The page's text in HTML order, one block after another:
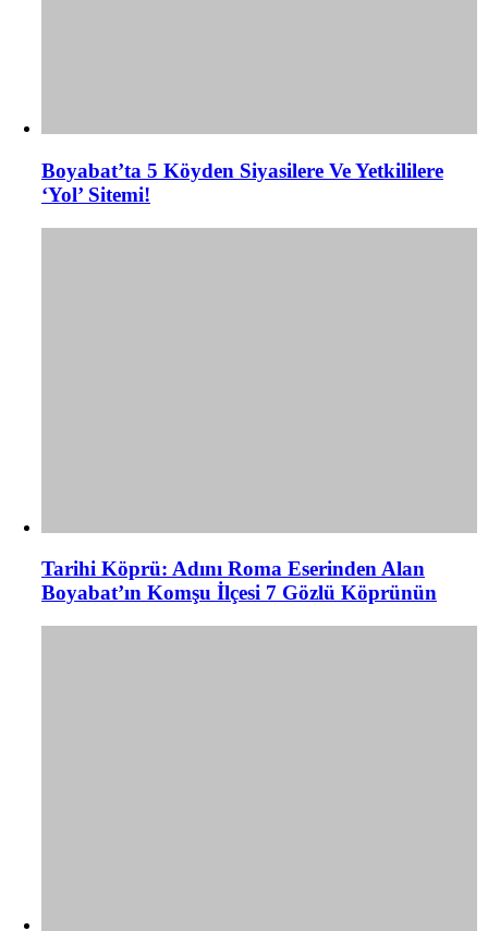
Boyabat’ta 5 Köyden Siyasilere Ve Yetkililere
‘Yol’ Sitemi!
Tarihi Köprü: Adını Roma Eserinden Alan
Boyabat’ın Komşu İlçesi 7 Gözlü Köprünün